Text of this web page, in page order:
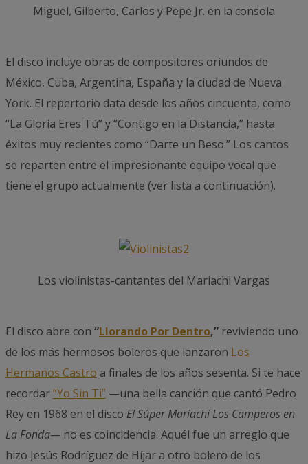
Miguel, Gilberto, Carlos y Pepe Jr. en la consola
El disco incluye obras de compositores oriundos de
México, Cuba, Argentina, España y la ciudad de Nueva
York. El repertorio data desde los años cincuenta, como
“La Gloria Eres Tú” y “Contigo en la Distancia,” hasta
éxitos muy recientes como “Darte un Beso.” Los cantos
se reparten entre el impresionante equipo vocal que
tiene el grupo actualmente (ver lista a continuación).
Los violinistas-cantantes del Mariachi Vargas
El disco abre con “Llorando Por Dentro,” reviviendo uno
de los más hermosos boleros que lanzaron Los
Hermanos Castro a finales de los años sesenta. Si te hace
recordar“Yo Sin Ti” —una bella canción que cantó Pedro
Rey en 1968 en el disco El Súper Mariachi Los Camperos en
La Fonda— no es coincidencia. Aquél fue un arreglo que
hizo Jesús Rodríguez de Híjar a otro bolero de los